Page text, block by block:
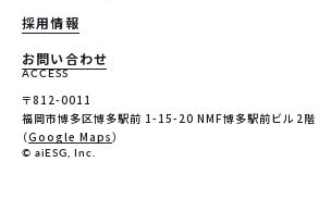
採用情報
お問い合わせ
ACCESS
〒812-0011
福岡市博多区博多駅前 1-15-20 NMF博多駅前ビル 2階
（Google Maps）
© aiESG, Inc.